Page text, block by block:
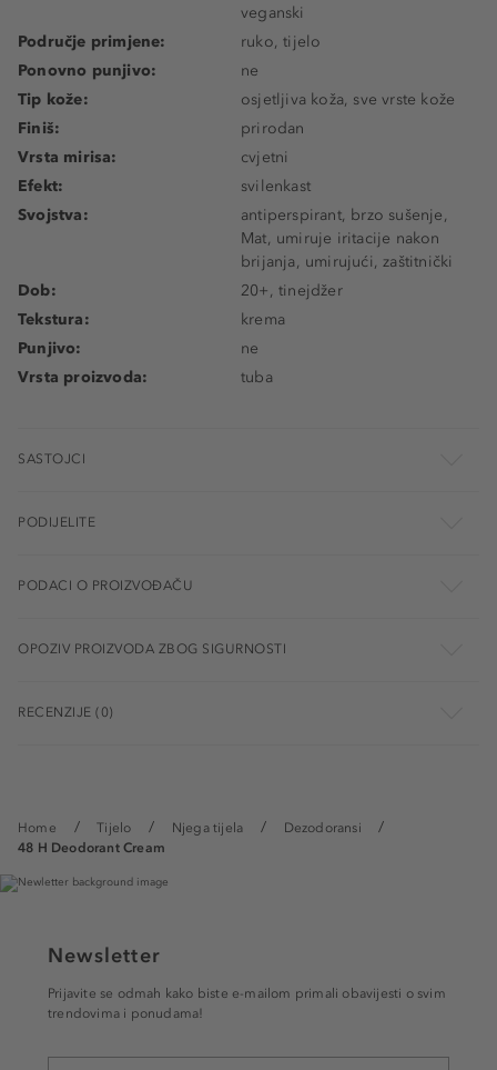
Home Tijelo Njega tijela
Dezodoransi
48 H Deodorant Cream
veganski
Područje primjene:
ruko, tijelo
Ponovno punjivo:
ne
Tip kože:
osjetljiva koža, sve vrste kože
Finiš:
prirodan
Vrsta mirisa:
cvjetni
Efekt:
svilenkast
Svojstva:
antiperspirant, brzo sušenje,
Mat, umiruje iritacije nakon
brijanja, umirujući, zaštitnički
Dob:
20+, tinejdžer
Tekstura:
krema
Punjivo:
ne
Vrsta proizvoda:
tuba
SASTOJCI
PODIJELITE
PODACI O PROIZVOĐAČU
OPOZIV PROIZVODA ZBOG SIGURNOSTI
RECENZIJE (0)
Newsletter
Prijavite se odmah kako biste e-mailom primali obavijesti o svim
trendovima i ponudama!